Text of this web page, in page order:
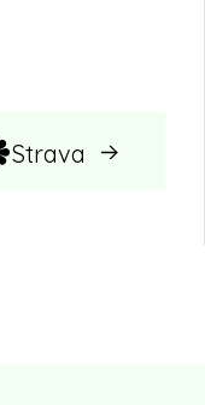
Strava